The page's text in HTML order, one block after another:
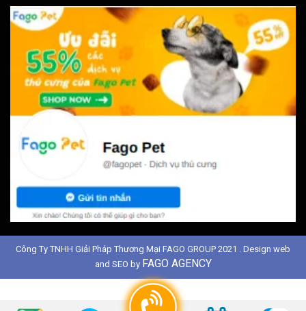
Công Ty TNHH Giải Pháp Thương Mại FAGO GROUP 2021 . Design web
and SEO by FAGO AGENCY